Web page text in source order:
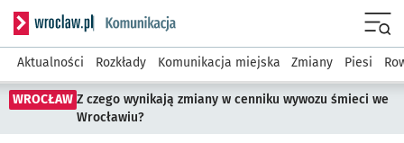
Serwis informacyjny wroclaw.pl podserwis: Komunikacja
Aktualności Rozkłady Komunikacja miejska Zmiany Piesi
WROCŁAW Z czego wynikają zmiany w cenniku wywozu śmieci we
Wrocławiu?